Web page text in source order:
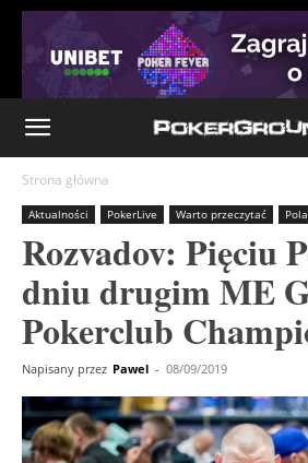
Strona główna
Aktualności PokerLive Warto przeczytać
Rozvadov: Pięciu
dniu drugim ME
Pokerclub
Napisany przez Pawel - 08/09/2019